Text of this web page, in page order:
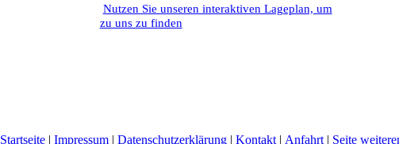
Nutzen Sie unseren interaktiven La­ge­plan, um
zu uns zu finden
Startseite| Impressum| Datenschutzerklärung| Kontakt| Anfahrt| Seite